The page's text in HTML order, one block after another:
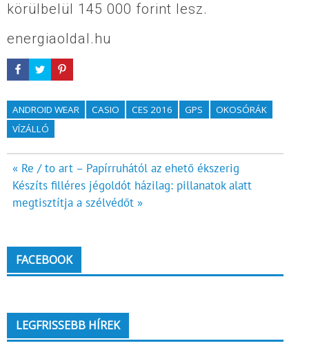
körülbelül 145 000 forint lesz.
energiaoldal.hu
ANDROID WEAR CASIO CES 2016 GPS
OKOSÓRÁK
VÍZÁLLÓ
Bejegyzés
navigáció
« Re / to art – Papírruhától az ehető ékszerig
Készíts filléres jégoldót házilag: pillanatok alatt
megtisztítja a szélvédőt »
FACEBOOK
LEGFRISSEBB HÍREK